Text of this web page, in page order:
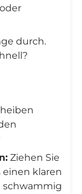
durch.
Ziehen Sie
einen klaren
schwammig